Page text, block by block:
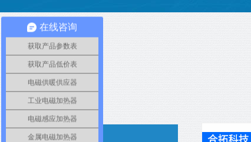
在线咨询
获取产品参数表
获取产品低价表
电磁供暖供应器
工业电磁加热器
电磁感应加热器
金属电磁加热器